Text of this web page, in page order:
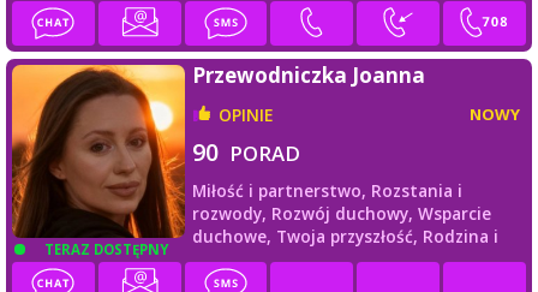
TERAZ DOSTĘPNY
Przewodniczka Joanna
OPINIE NOWY
90 PORAD
Miłość i partnerstwo, Rozstania i
rozwody, Rozwój duchowy, Wsparcie
duchowe, Twoja przyszłość, Rodzina i
przyjaciele